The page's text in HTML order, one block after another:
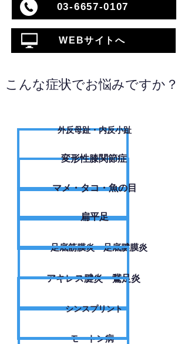
03-6657-0107
WEBサイトへ
こんな症状でお悩みですか？
外反母趾・内反小趾
変形性膝関節症
​マメ・タコ・魚の目
扁平足
足底筋膜炎・足底腱膜炎
アキレス腱炎・鵞足炎
シンスプリント
モートン病